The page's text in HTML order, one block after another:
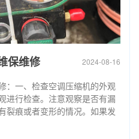
保维修 2024-08-16
：一、检查空调压缩机的外观
进行检查。注意观察是否有漏
裂痕或者变形的情况。如果发